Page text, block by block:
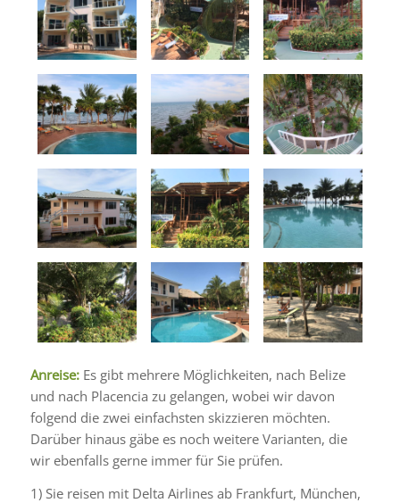
Anreise: Es gibt mehrere Möglichkeiten, nach Belize
und nach Placencia zu gelangen, wobei wir davon
folgend die zwei einfachsten skizzieren möchten.
Darüber hinaus gäbe es noch weitere Varianten, die
wir ebenfalls gerne immer für Sie prüfen.
1) Sie reisen mit Delta Airlines ab Frankfurt, München,